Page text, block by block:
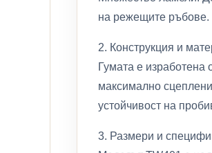
на режещите ръбове.
2. Конструкция и
Гумата е изработена
максимално
устойчивост на
3. Размери и